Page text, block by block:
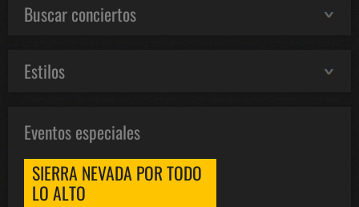
Buscar conciertos
Estilos
Eventos especiales
SIERRA NEVADA POR TODO
LO ALTO